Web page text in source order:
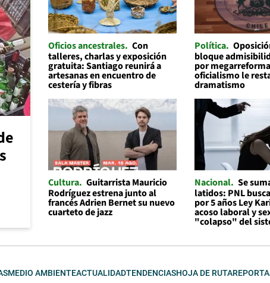
Oficios ancestrales Con
talleres, charlas y exposición
gratuita: Santiago reunirá a
artesanas en encuentro de
cestería y fibras
Política
bloque
por
oficialismo le
dramatismo
Cultura Guitarrista Mauricio
Rodríguez estrena junto al
francés Adrien Bernet su nuevo
cuarteto de jazz
Nacional Se
latidos: PNL
por 5 años Ley
acoso laboral y
"colapso" del
MEDIO AMBIENTEACTUALIDADTENDENCIASHOJA DE RUTA